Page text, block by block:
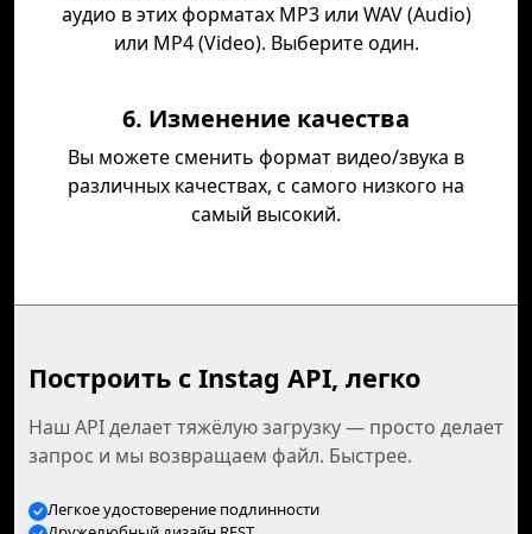
аудио в этих форматах MP3 или WAV (Audio)
или MP4 (Video). Выберите один.
6. Изменение качества
Вы можете сменить формат видео/звука в
различных качествах, с самого низкого на
самый высокий.
Построить с Instag API, легко
Наш API делает тяжёлую загрузку — просто делает
запрос и мы возвращаем файл. Быстрее.
Легкое удостоверение подлинности